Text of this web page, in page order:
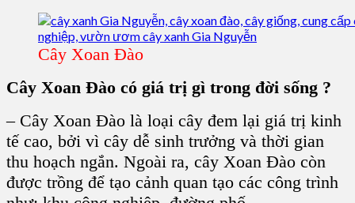
Cây Xoan Đào
Cây Xoan Đào có giá trị gì trong đời sống ?
– Cây Xoan Đào là loại cây đem lại giá trị kinh
tế cao, bởi vì cây dễ sinh trưởng và thời gian
thu hoạch ngắn. Ngoài ra, cây Xoan Đào còn
được trồng để tạo cảnh quan tạo các công trình